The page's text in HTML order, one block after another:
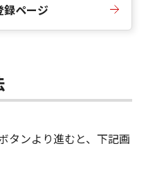
ページ
タンより進むと、下記画